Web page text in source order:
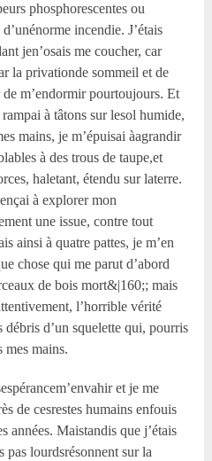
phosphorescentes ou
incendie. J’étais
jen’osais me coucher, car
la privationde sommeil et de
m’endormir pourtoujours. Et
à tâtons sur lesol humide,
mains, je m’épuisai àagrandir
à des trous de taupe,et
haletant, étendu sur laterre.
à explorer mon
une issue, contre tout
ainsi à quatre pattes, je m’en
chose qui me parut d’abord
de bois mort&|160;; mais
l’horrible vérité
débris d’un squelette qui, pourris
mes mains.
et je me
de cesrestes humains enfouis
années. Maistandis que j’étais
pas lourdsrésonnent sur la